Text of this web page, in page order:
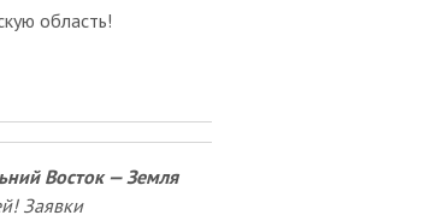
область!
Восток — Земля
Заявки